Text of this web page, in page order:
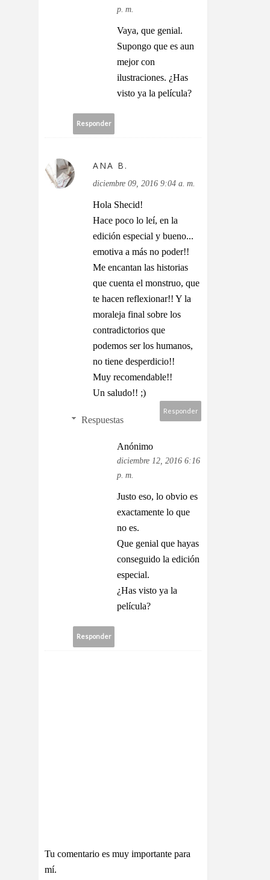
p. m.
Vaya, que genial.
Supongo que es aun
mejor con
ilustraciones. ¿Has
visto ya la película?
Responder
ANA B.
diciembre 09, 2016 9:04 a. m.
Hola Shecid!
Hace poco lo leí, en la
edición especial y bueno...
emotiva a más no poder!!
Me encantan las historias
que cuenta el monstruo, que
te hacen reflexionar!! Y la
moraleja final sobre los
contradictorios que
podemos ser los humanos,
no tiene desperdicio!!
Muy recomendable!!
Un saludo!! ;)
Responder
Respuestas
Anónimo
diciembre 12, 2016 6:16
p. m.
Justo eso, lo obvio es
exactamente lo que
no es.
Que genial que hayas
conseguido la edición
especial.
¿Has visto ya la
película?
Responder
Tu comentario es muy importante para
mí.